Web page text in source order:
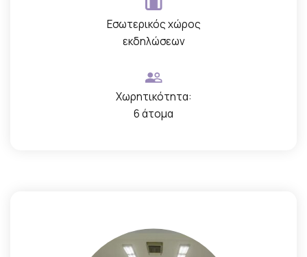
Εσωτερικός χώρος
εκδηλώσεων
Χωρητικότητα:
6 άτομα